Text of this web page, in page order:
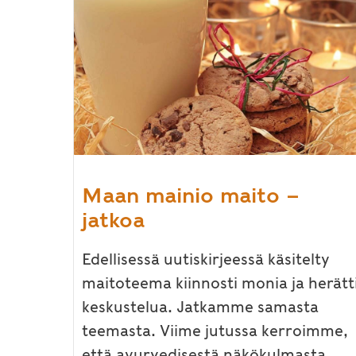
Maan mainio maito –
jatkoa
Edellisessä uutiskirjeessä käsitelty
maitoteema kiinnosti monia ja
keskustelua. Jatkamme samasta
teemasta. Viime jutussa kerroimme,